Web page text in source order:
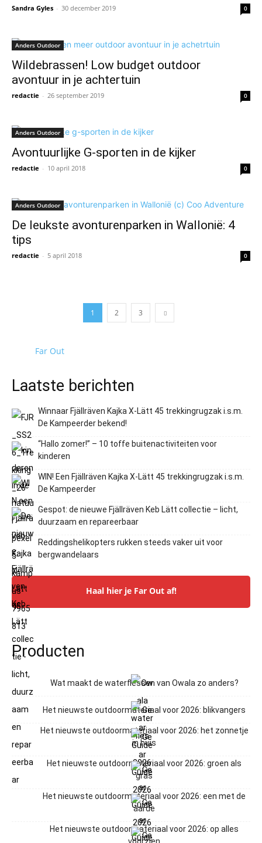
Sandra Gyles - 30 december 2019 0
Anders Outdoor
Wildebrassen! Low budget outdoor
avontuur in je achtertuin
redactie - 26 september 2019 0
Anders Outdoor
Avontuurlijke G-sporten in de kijker
redactie - 10 april 2018 0
Anders Outdoor
De leukste avonturenparken in Wallonië: 4
tips
redactie - 5 april 2018 0
1 2 3
Far Out
Laatste berichten
Winnaar Fjällräven Kajka X-Lätt 45 trekkingrugzak i.s.m.
De Kampeerder bekend!
“Hallo zomer!” – 10 toffe buitenactiviteiten voor
kinderen
WIN! Een Fjällräven Kajka X-Lätt 45 trekkingrugzak i.s.m.
De Kampeerder
Gespot: de nieuwe Fjällräven Keb Lätt collectie – licht,
duurzaam en repareerbaar
Reddingshelikopters rukken steeds vaker uit voor
bergwandelaars
Haal hier je Far Out af!
Producten
Wat maakt de waterflessen van Owala zo anders?
Het nieuwste outdoormateriaal voor 2026: blikvangers
Het nieuwste outdoormateriaal voor 2026: het zonnetje
in huis
Het nieuwste outdoormateriaal voor 2026: groen als
gras
Het nieuwste outdoormateriaal voor 2026: een met de
aarde
Het nieuwste outdoormateriaal voor 2026: op alles